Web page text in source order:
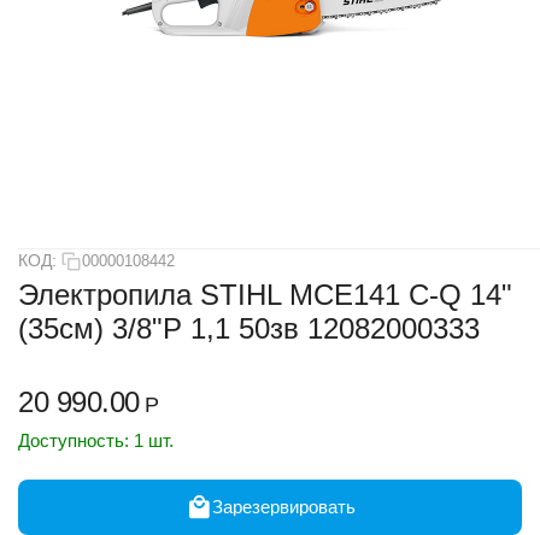
КОД: 00000108442
Электропила STIHL MCE141 C-Q 14"
(35см) 3/8"Р 1,1 50зв 12082000333
20 990.00 Р
Доступность: 1 шт.
Зарезервировать